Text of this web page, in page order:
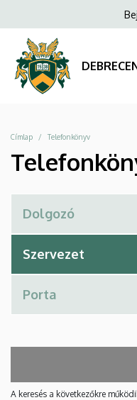
DEBRECENI
EGYETEM
a
tartalomra
Morzsa
Címlap Telefonkönyv
A keresés a következőkre